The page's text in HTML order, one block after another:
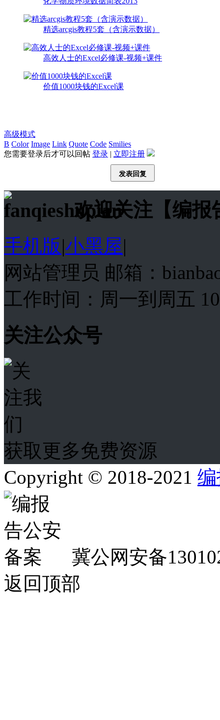
精选arcgis教程5套（含演示数据）
高效人士的Excel必修课-视频+课件
价值1000块钱的Excel课
高级模式
B Color Image Link Quote Code Smilies
您需要登录后才可以回帖 登录 | 立即注册
发表回复
欢迎关注【编报
手机版|小黑屋|
网站管理员 邮箱：
工作时间：周一到周五
关注公众号
获取更多免费资源
Copyright © 2018-2021
冀公网安备
返回顶部